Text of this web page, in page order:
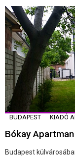
BUDAPEST KIADÓ
Bókay
Budapest